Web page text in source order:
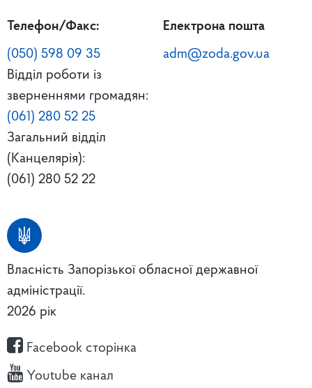
Телефон/Факс:
(050) 598 09 35
Відділ роботи із
зверненнями громадян:
(061) 280 52 25
Загальний відділ
(Канцелярія):
(061) 280 52 22
Електрона пошта
adm@zoda.gov.ua
Власність Запорізької обласної державної
адміністрації.
2026 рік
Facebook сторінка
Youtube канал